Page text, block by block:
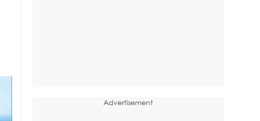
Advertisement